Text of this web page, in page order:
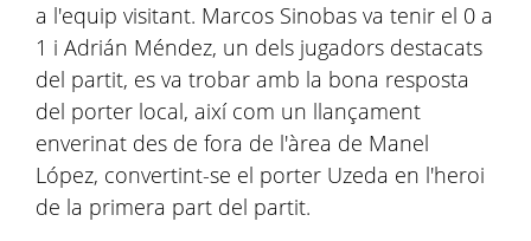
a l'equip visitant. Marcos Sinobas va tenir el 0 a
1 i Adrián Méndez, un dels jugadors destacats
del partit, es va trobar amb la bona resposta
del porter local, així com un llançament
enverinat des de fora de l'àrea de Manel
López, convertint-se el porter Uzeda en l'heroi
de la primera part del partit.